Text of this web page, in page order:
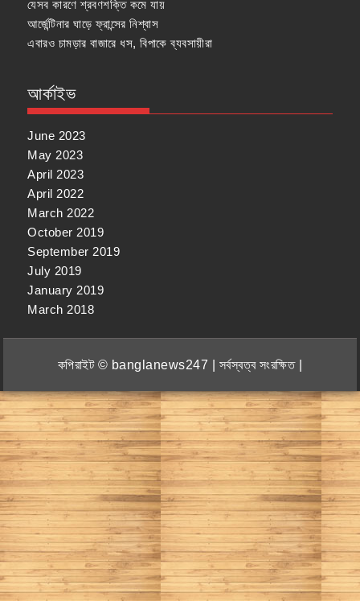
যেসব কারণে শ্রবণশক্তি কমে যায়
আর্জেন্টিনার ঘাড়ে ফ্রান্সের নিশ্বাস
এবারও চামড়ার বাজারে ধস, বিপাকে ব্যবসায়ীরা
আর্কাইভ
June 2023
May 2023
April 2023
April 2022
March 2022
October 2019
September 2019
July 2019
January 2019
March 2018
কপিরাইট © banglanews247 | সর্বস্বত্ব সংরক্ষিত |